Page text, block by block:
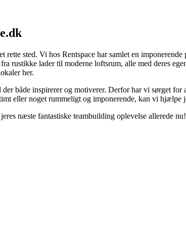
sted. Vi hos Rentspace har samlet en
lader til moderne loftsrum, alle med deres
her.
både inspirerer og motiverer. Derfor har vi sørget
eller noget rummeligt og imponerende, kan vi hjælpe
næste fantastiske teambuilding oplevelse allerede nu!